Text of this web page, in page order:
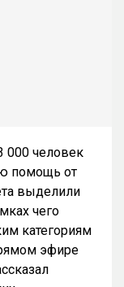
000 человек
помощь от
выделили
чего
категориям
эфире